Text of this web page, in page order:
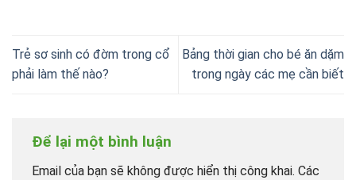
Trẻ sơ sinh có đờm trong cổ
phải làm thế nào?
Bảng thời gian cho bé ăn dặm
trong ngày các mẹ cần biết
Để lại một bình luận
Email của bạn sẽ không được hiển thị công khai. Các